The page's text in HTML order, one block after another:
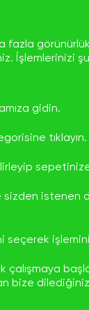
fazla
İşlemlerinizi
gidin.
tıklayın.
sizden istenen
bize